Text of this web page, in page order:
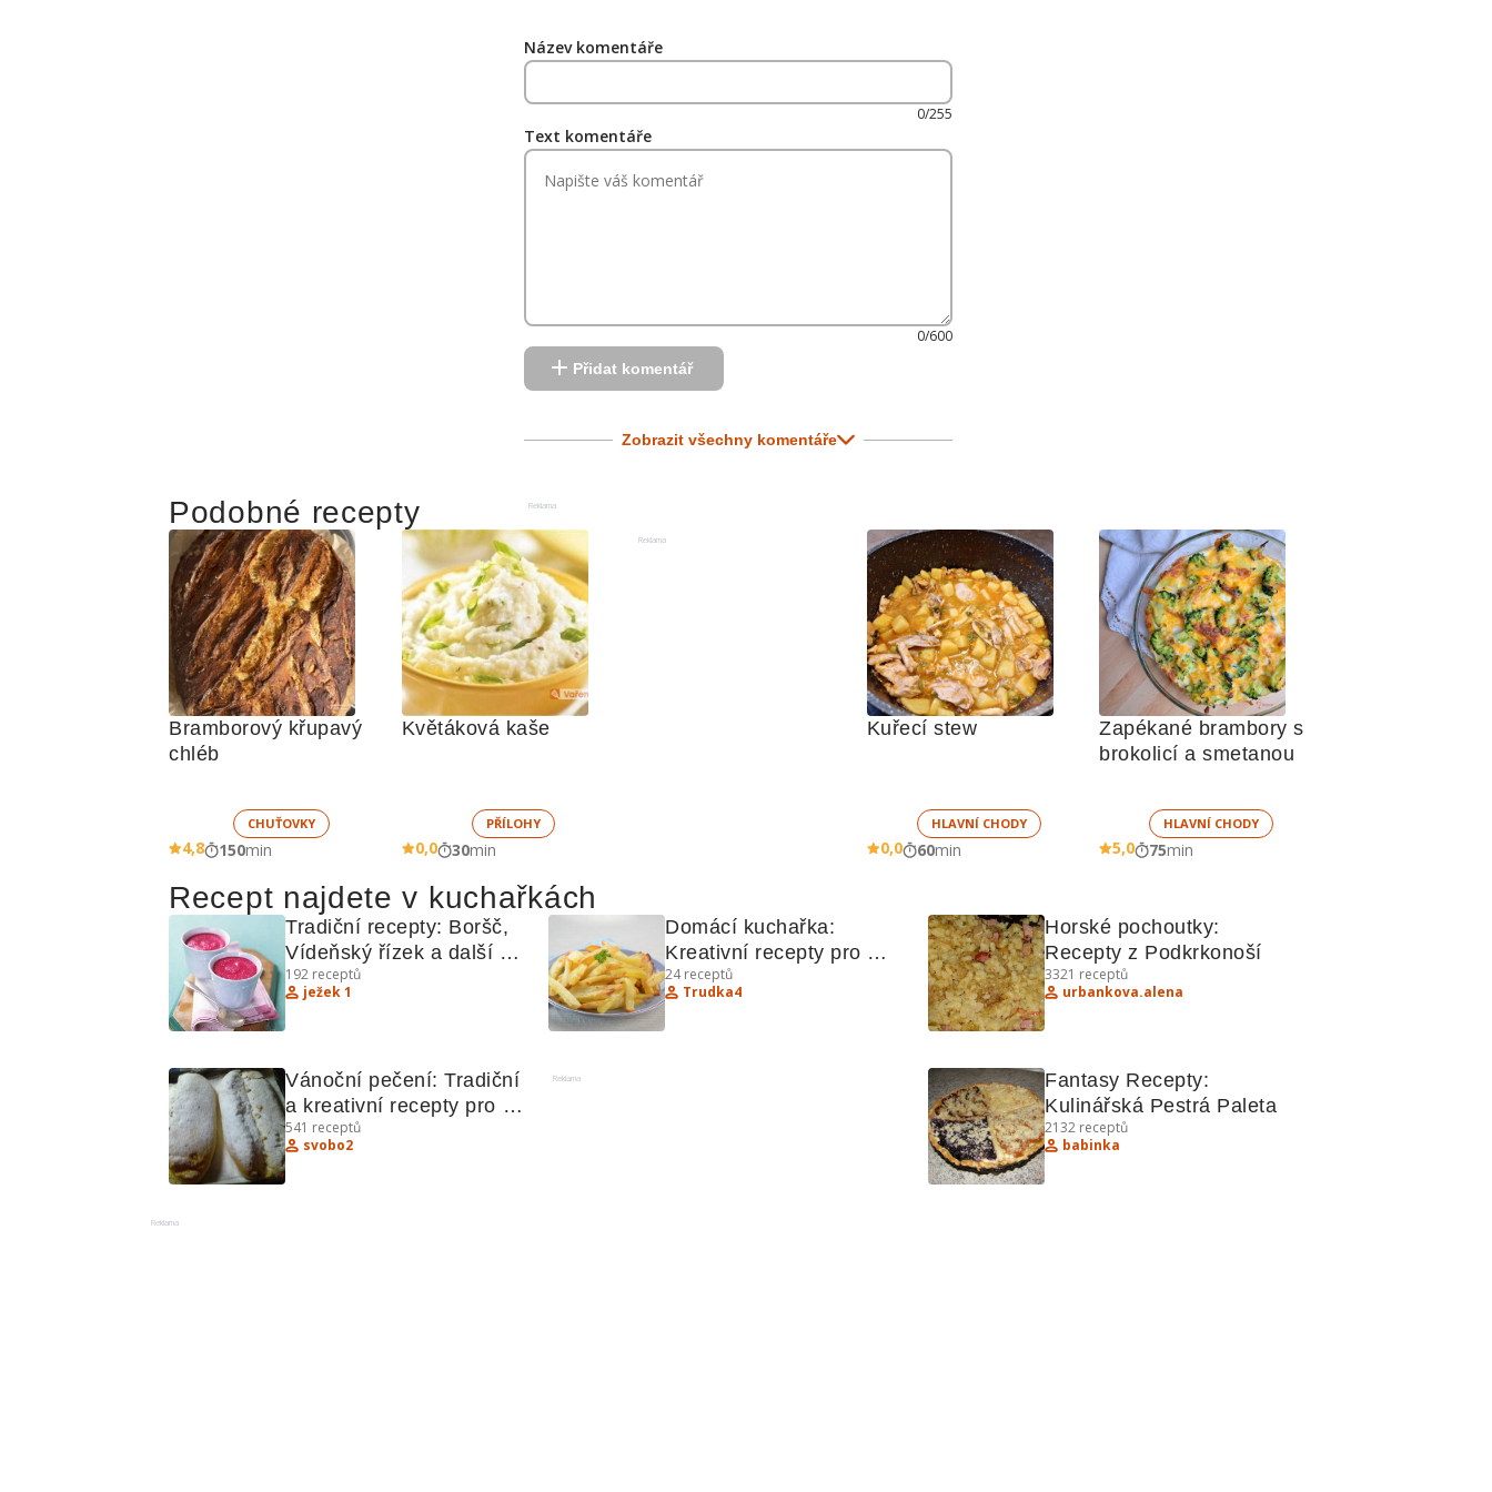
Název komentáře
0/255
Text komentáře
0/600
Přidat komentář
Zobrazit všechny komentáře
Reklama
Podobné recepty
Bramborový křupavý
chléb
CHUŤOVKY
4,8 150min
Květáková kaše
PŘÍLOHY
0,0 30min
Reklama
HLAVNÍ CHODY
0,0 60min
Zapékané brambory s
HLAVNÍ CHODY
5,0 75min
Recept najdete v kuchařkách
Tradiční recepty: Boršč,
Vídeňský řízek a další
kulinářské poklady
192 receptů
ježek 1
Domácí kuchařka:
Kreativní recepty pro
každou příležitost
24receptů
Trudka4
Horské pochoutky:
Recepty z Podkrkonoší
3321 receptů
urbankova.alena
Vánoční pečení: Tradiční
a kreativní recepty pro
sváteční stůl
541 receptů
svobo2
Reklama
Fantasy Recepty:
Kulinářská Pestrá Paleta
2132 receptů
babinka
Reklama